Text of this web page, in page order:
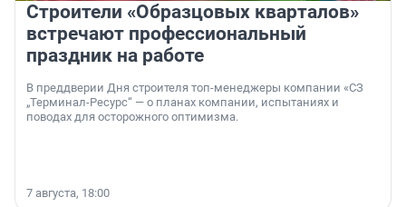
Строители «Образцовых кварталов»
встречают профессиональный
праздник на работе
В преддверии Дня строителя топ-менеджеры компании «СЗ
„Терминал-Ресурс“ — о планах компании, испытаниях и
поводах для осторожного оптимизма.
7 августа, 18:00